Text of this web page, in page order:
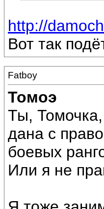
http://
Вот так
Fatboy
Томоэ
Ты,
дана с
боевых
Или я не